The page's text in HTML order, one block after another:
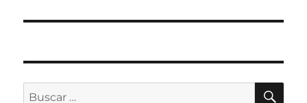
Buscar